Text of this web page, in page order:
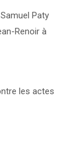
Paty
Renoir à
les actes